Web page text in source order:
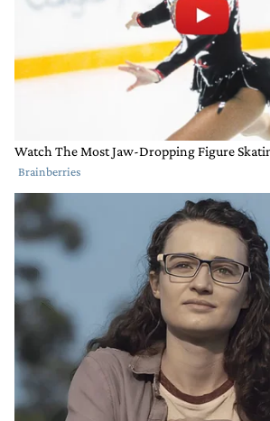
Comentario de SANTOS DISCEPOLO.
SANTOS DISCEPOLO 19 DE
Realmente q articulo
publicar esta cosa del mas
britanico...si se puede se spuede
1 0